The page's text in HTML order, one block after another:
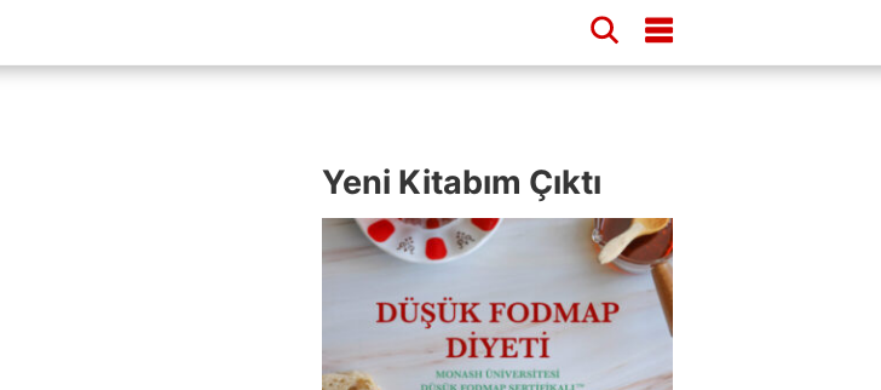
Yeni Kitabım Çıktı